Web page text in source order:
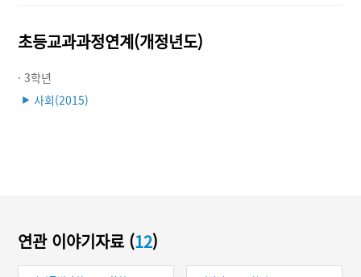
초등교과과정연계(개정년도)
· 3학년
▶ 사회(2015)
연관 이야기자료 (12)